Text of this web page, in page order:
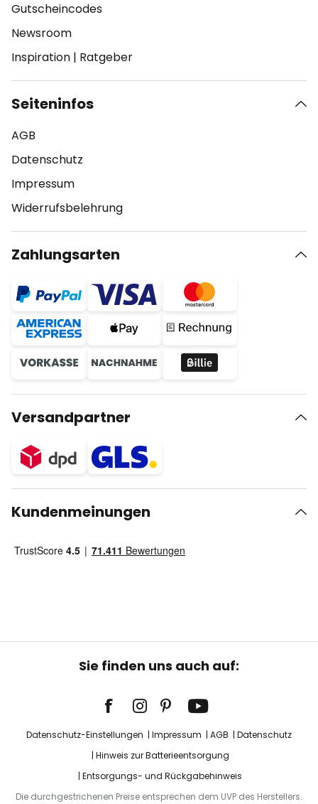
Gutscheincodes
Newsroom
Inspiration | Ratgeber
Seiteninfos
AGB
Datenschutz
Impressum
Widerrufsbelehrung
Zahlungsarten
Versandpartner
Kundenmeinungen
Sie finden uns auch auf:
Datenschutz-Einstellungen Impressum AGB
Datenschutz
Hinweis zur Batterieentsorgung
Entsorgungs- und Rückgabehinweis
Die durchgestrichenen Preise entsprechen dem UVP des Herstellers.